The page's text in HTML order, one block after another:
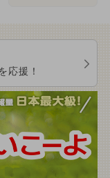
応援！